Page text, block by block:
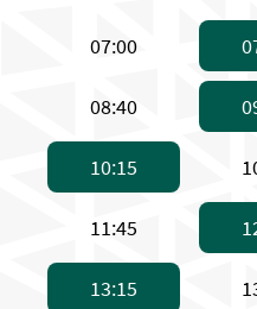
07:00上午7:00，高
08:40上午8:40，高
10:15上午10:15
11:45上午11:45，
13:15下午1:15，